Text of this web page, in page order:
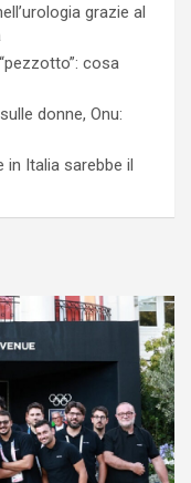
grazie al
cosa
donne, Onu:
in Italia sarebbe il